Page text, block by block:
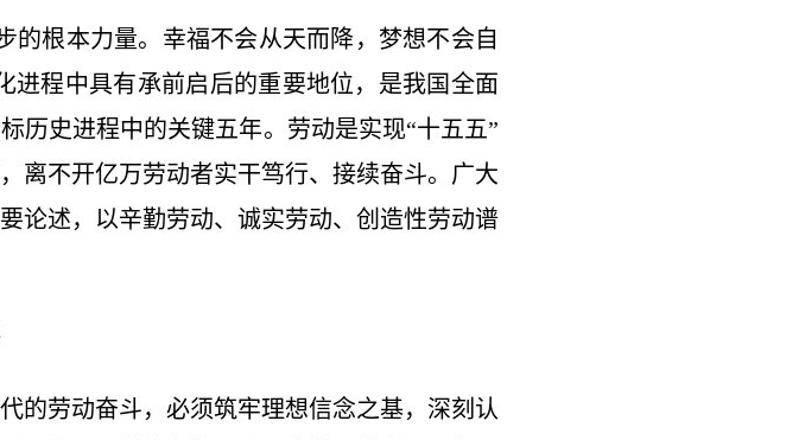
根本力量。幸福不会从天而降，梦想不会自
进程中具有承前启后的重要地位，是我国全面
历史进程中的关键五年。劳动是实现“十五五”
离不开亿万劳动者实干笃行、接续奋斗。广大
论述，以辛勤劳动、诚实劳动、创造性劳动谱
劳动奋斗，必须筑牢理想信念之基，深刻认